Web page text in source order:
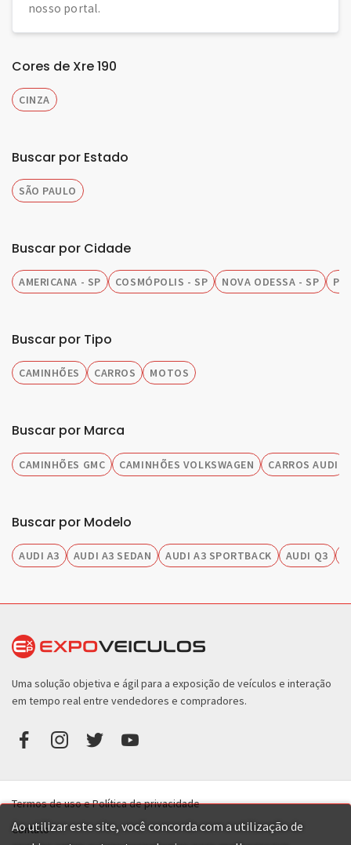
nosso portal.
Cores de Xre 190
CINZA
Buscar por Estado
SÃO PAULO
Buscar por Cidade
AMERICANA - SP COSMÓPOLIS - SP NOVA ODESSA - SP
Buscar por Tipo
CAMINHÕES CARROS MOTOS
Buscar por Marca
CAMINHÕES GMC CAMINHÕES VOLKSWAGEN CARROS AUDI
Buscar por Modelo
AUDI A3 AUDI A3 SEDAN AUDI A3 SPORTBACK AUDI Q3
Ao utilizar este site, você concorda com a utilização de
Uma solução objetiva e ágil para a exposição de veículos e interação
em tempo real entre vendedores e compradores.
Termos de uso e Política de privacidade
Contato